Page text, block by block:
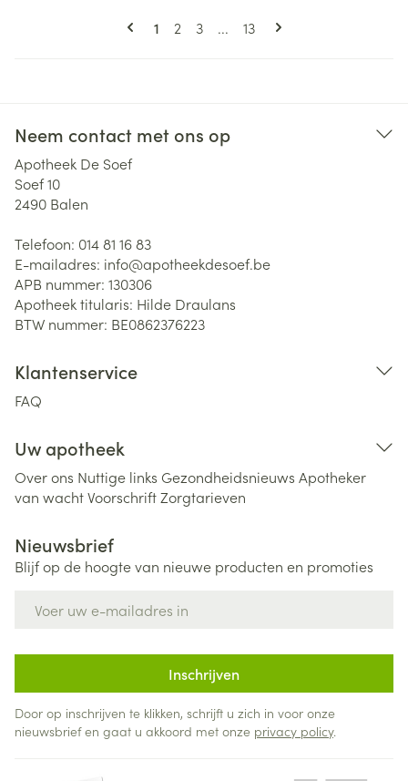
Pagina's
U lees momenteel pagina
1 Pagina
2 Pagina
3 ... Pagina
13
Neem contact met ons op
Apotheek De Soef
Soef 10
2490 Balen
Telefoon: 014 81 16 83
E-mailadres: info@apotheekdesoef.be
APB nummer: 130306
Apotheek titularis: Hilde Draulans
BTW nummer: BE0862376223
Klantenservice
FAQ
Uw apotheek
Over ons Nuttige links Gezondheidsnieuws Apotheker
van wachtVoorschriftZorgtarieven
Nieuwsbrief
Blijf op de hoogte van nieuwe producten en promoties
Inschrijven
Door op inschrijven te klikken, schrijft u zich in voor onze
nieuwsbrief en gaat u akkoord met onze privacy policy.